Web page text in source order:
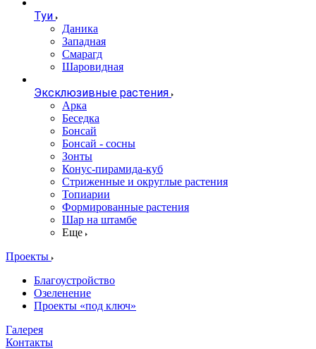
Туи
Даника
Западная
Смарагд
Шаровидная
Эксклюзивные растения
Арка
Беседка
Бонсай
Бонсай - сосны
Зонты
Конус-пирамида-куб
Стриженные и округлые растения
Топиарии
Формированные растения
Шар на штамбе
Еще
Проекты
Благоустройство
Озеленение
Проекты «под ключ»
Галерея
Контакты